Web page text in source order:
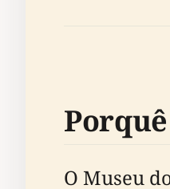
O Museu